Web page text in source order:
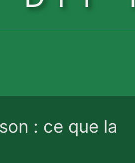
: ce que la